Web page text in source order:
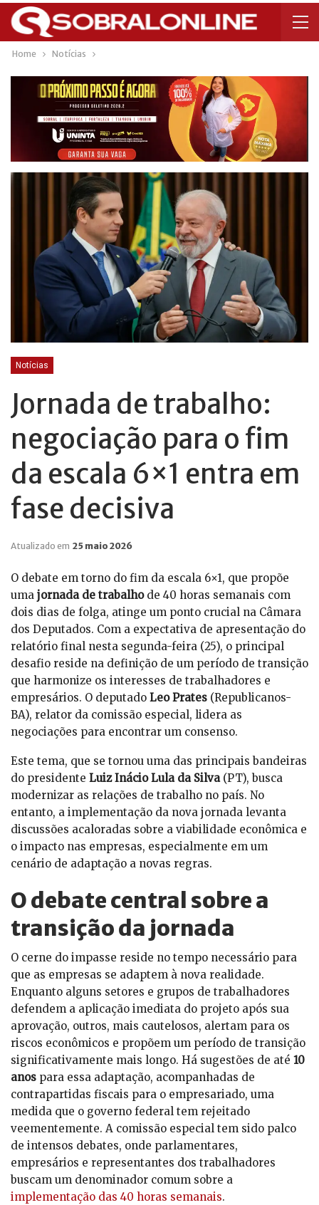
Home Notícias
Notícias
Jornada de trabalho:
negociação para o fim
da escala 6×1 entra em
fase decisiva
Atualizado em 25 maio 2026
O debate em torno do fim da escala 6×1, que propõe
uma jornada de trabalhode 40 horas semanais com
dois dias de folga, atinge um ponto crucial na Câmara
dos Deputados. Com a expectativa de apresentação do
relatório final nesta segunda-feira (25), o principal
desafio reside na definição de um período de transição
que harmonize os interesses de trabalhadores e
empresários. O deputado Leo Prates (Republicanos-
BA), relator da comissão especial, lidera as
negociações para encontrar um consenso.
Este tema, que se tornou uma das principais bandeiras
do presidente Luiz Inácio Lula da Silva(PT), busca
modernizar as relações de trabalho no país. No
entanto, a implementação da nova jornada levanta
discussões acaloradas sobre a viabilidade econômica e
o impacto nas empresas, especialmente em um
cenário de adaptação a novas regras.
O debate central sobre a
transição da jornada
O cerne do impasse reside no tempo necessário para
que as empresas se adaptem à nova realidade.
Enquanto alguns setores e grupos de trabalhadores
defendem a aplicação imediata do projeto após sua
aprovação, outros, mais cautelosos, alertam para os
riscos econômicos e propõem um período de transição
significativamente mais longo. Há sugestões de até 10
anos para essa adaptação, acompanhadas de
contrapartidas fiscais para o empresariado, uma
medida que o governo federal tem rejeitado
veementemente. A comissão especial tem sido palco
de intensos debates, onde parlamentares,
empresários e representantes dos trabalhadores
buscam um denominador comum sobre a
implementação das 40 horas semanais.